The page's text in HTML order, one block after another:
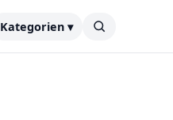
Kategorien ▾